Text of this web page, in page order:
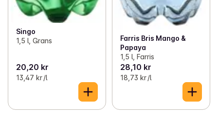
Singo
1,5 l, Grans
20,20 kr
13,47 kr /l
Farris Bris Mango &
Papaya
1,5 l, Farris
28,10 kr
18,73 kr /l